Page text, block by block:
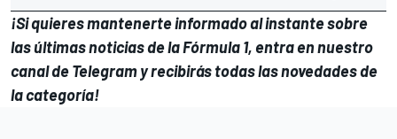
¡Si quieres mantenerte informado al instante sobre
las últimas noticias de la Fórmula 1, entra ennuestro
canal de Telegramy recibirás todas las novedades de
la categoría!